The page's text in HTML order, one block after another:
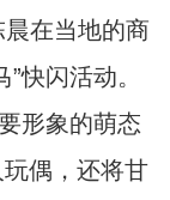
在当地的商
快闪活动。
形象的萌态
偶，还将甘